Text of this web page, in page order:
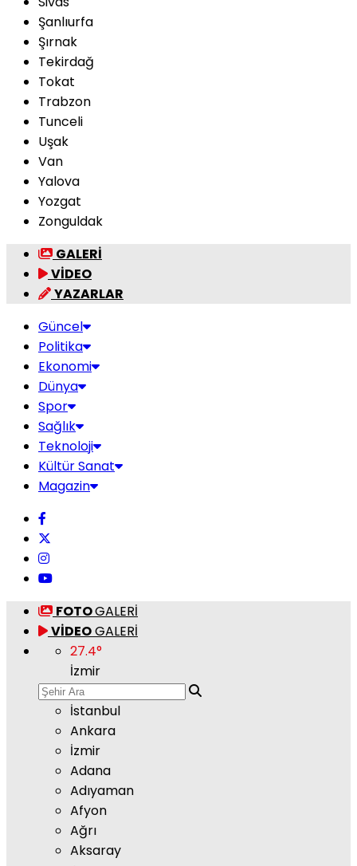
Şanlıurfa
Şırnak
Tekirdağ
Tokat
Trabzon
Tunceli
Uşak
Van
Yalova
Yozgat
Zonguldak
GALERİ
VİDEO
YAZARLAR
Güncel
Politika
Ekonomi
Dünya
Spor
Sağlık
Teknoloji
Kültür Sanat
Magazin
FOTOGALERİ
VİDEOGALERİ
27.4°
İzmir
İstanbul
Ankara
İzmir
Adana
Adıyaman
Afyon
Ağrı
Aksaray